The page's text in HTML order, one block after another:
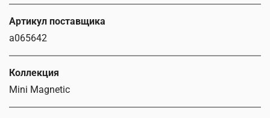
Артикул поставщика
a065642
Коллекция
Mini Magnetic